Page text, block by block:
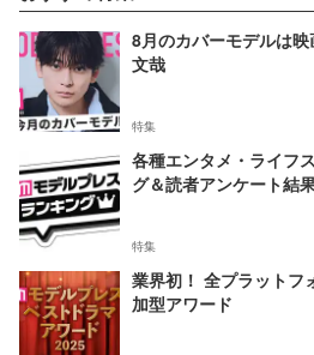
8月のカバーモデルは
文哉
特集
各種エンタメ・ライフ
グ＆読者アンケート結
特集
業界初！ 全プラットフ
加型アワード